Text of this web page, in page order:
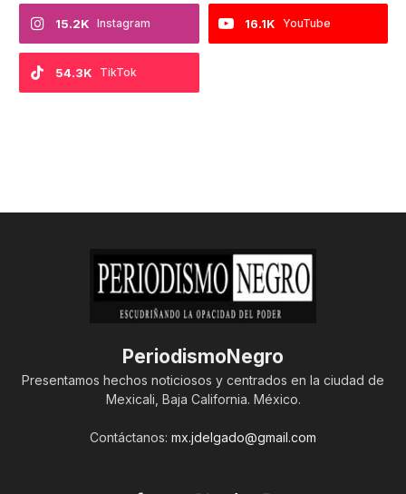
Instagram
15.2K YouTube
16.1K
TikTok
54.3K
PeriodismoNegro
Presentamos hechos noticiosos y centrados en la ciudad de
Mexicali, Baja California. México.
Contáctanos: mx.jdelgado@gmail.com